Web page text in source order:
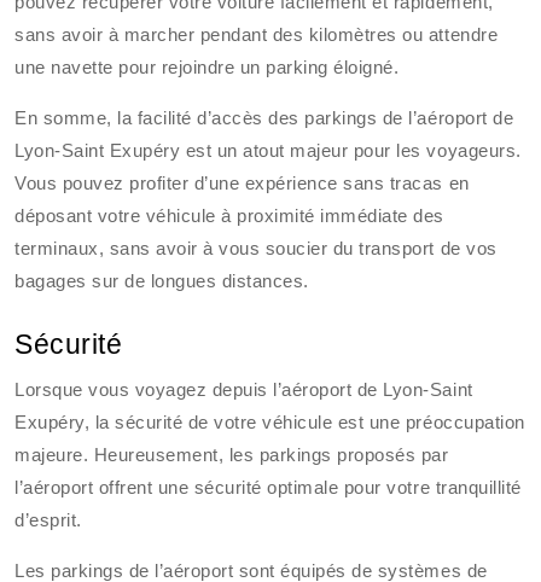
sans avoir à marcher pendant des kilomètres ou attendre
une navette pour rejoindre un parking éloigné.
En somme, la facilité d’accès des parkings de l’aéroport de
Lyon-Saint Exupéry est un atout majeur pour les voyageurs.
Vous pouvez profiter d’une expérience sans tracas en
déposant votre véhicule à proximité immédiate des
terminaux, sans avoir à vous soucier du transport de vos
bagages sur de longues distances.
Sécurité
Lorsque vous voyagez depuis l’aéroport de Lyon-Saint
Exupéry, la sécurité de votre véhicule est une préoccupation
majeure. Heureusement, les parkings proposés par
l’aéroport offrent une sécurité optimale pour votre tranquillité
d’esprit.
Les parkings de l’aéroport sont équipés de systèmes de